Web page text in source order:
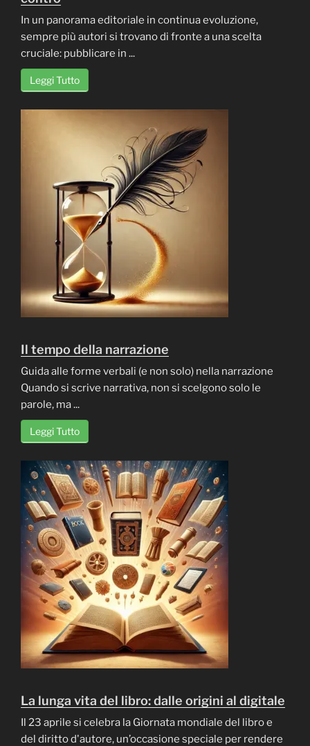
In un panorama editoriale in continua evoluzione,
sempre più autori si trovano di fronte a una scelta
cruciale: pubblicare in ...
Leggi Tutto
Il tempo della narrazione
Guida alle forme verbali (e non solo) nella narrazione
Quando si scrive narrativa, non si scelgono solo le
parole, ma ...
Leggi Tutto
La lunga vita del libro: dalle origini al digitale
Il 23 aprile si celebra la Giornata mondiale del libro e
del diritto d'autore, un’occasione speciale per rendere